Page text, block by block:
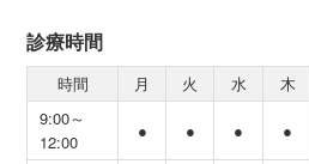
診療時間
時間 月 火 水 木
9:00～
12:00
● ● ● ●